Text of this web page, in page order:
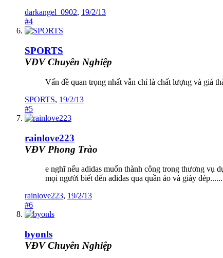
darkangel_0902, 19/2/13
#4
SPORTS
VĐV Chuyên Nghiệp
Vấn đề quan trọng nhất vẫn chỉ là chất lượng và giá
SPORTS, 19/2/13
#5
rainlove223
VĐV Phong Trào
e nghĩ nếu adidas muốn thành công trong thương vụ
mọi người biết đến adidas qua quần áo và giày
rainlove223, 19/2/13
#6
byonls
VĐV Chuyên Nghiệp